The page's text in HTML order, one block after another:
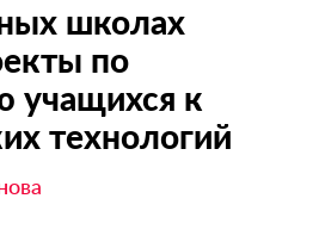
школах
по
учащихся к
технологий